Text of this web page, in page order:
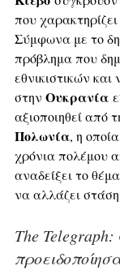
που
Σύμφωνα με το
πρόβλημα που
εθνικιστικών
στην Ουκρανία
αξιοποιηθεί από
Πολωνία, η
χρόνια πολέμου
αναδείξει το
να αλλάζει
The